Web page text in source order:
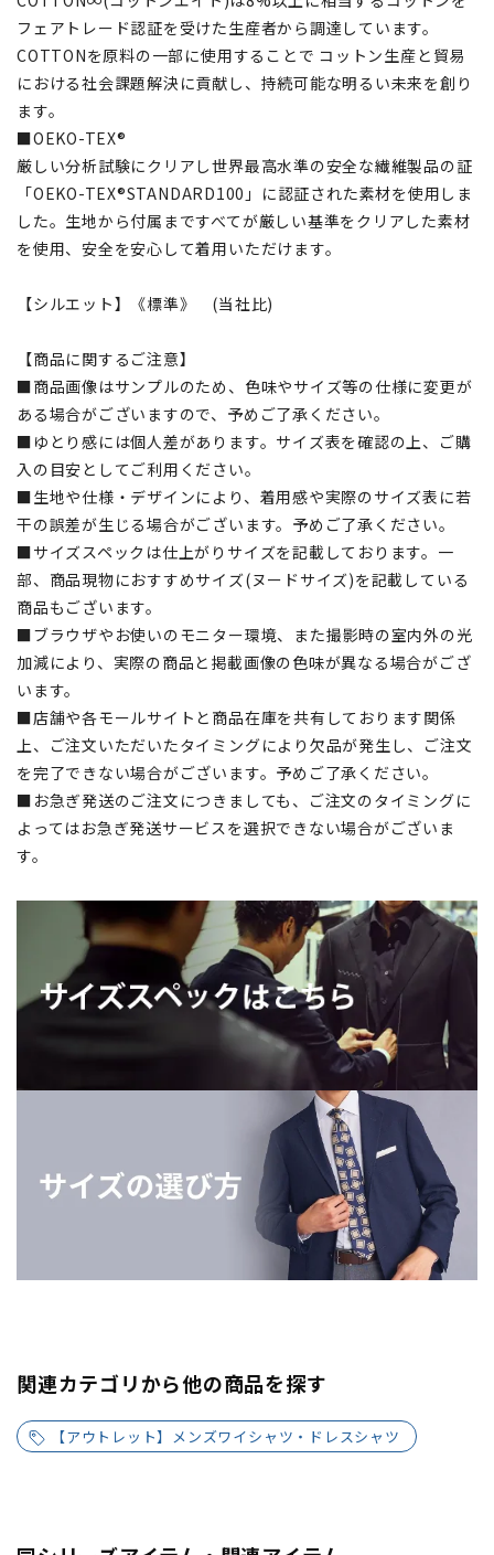
フェアトレード認証を受けた生産者から調達しています。
COTTONを原料の一部に使用することで コットン生産と貿易
における社会課題解決に貢献し、持続可能な明るい未来を創り
ます。
■OEKO-TEX®
厳しい分析試験にクリアし世界最高水準の安全な繊維製品の証
「OEKO-TEX®STANDARD100」に認証された素材を使用しま
した。生地から付属まですべてが厳しい基準をクリアした素材
を使用、安全を安心して着用いただけます。
【シルエット】《標準》 (当社比)
【商品に関するご注意】
■商品画像はサンプルのため、色味やサイズ等の仕様に変更が
ある場合がございますので、予めご了承ください。
■ゆとり感には個人差があります。サイズ表を確認の上、ご購
入の目安としてご利用ください。
■生地や仕様・デザインにより、着用感や実際のサイズ表に若
干の誤差が生じる場合がございます。予めご了承ください。
■サイズスペックは仕上がりサイズを記載しております。一
部、商品現物におすすめサイズ(ヌードサイズ)を記載している
商品もございます。
■ブラウザやお使いのモニター環境、また撮影時の室内外の光
加減により、実際の商品と掲載画像の色味が異なる場合がござ
います。
■店舗や各モールサイトと商品在庫を共有しております関係
上、ご注文いただいたタイミングにより欠品が発生し、ご注文
を完了できない場合がございます。予めご了承ください。
■お急ぎ発送のご注文につきましても、ご注文のタイミングに
よってはお急ぎ発送サービスを選択できない場合がございま
す。
関連カテゴリから他の商品を探す
【アウトレット】メンズワイシャツ・ドレスシャツ